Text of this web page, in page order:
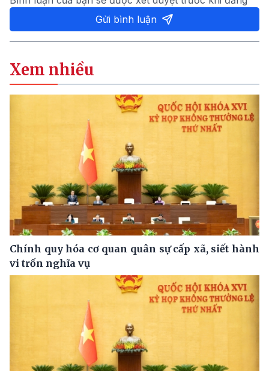
Gửi bình luận
Xem nhiều
Chính quy hóa cơ quan quân sự cấp xã, siết hành
vi trốn nghĩa vụ